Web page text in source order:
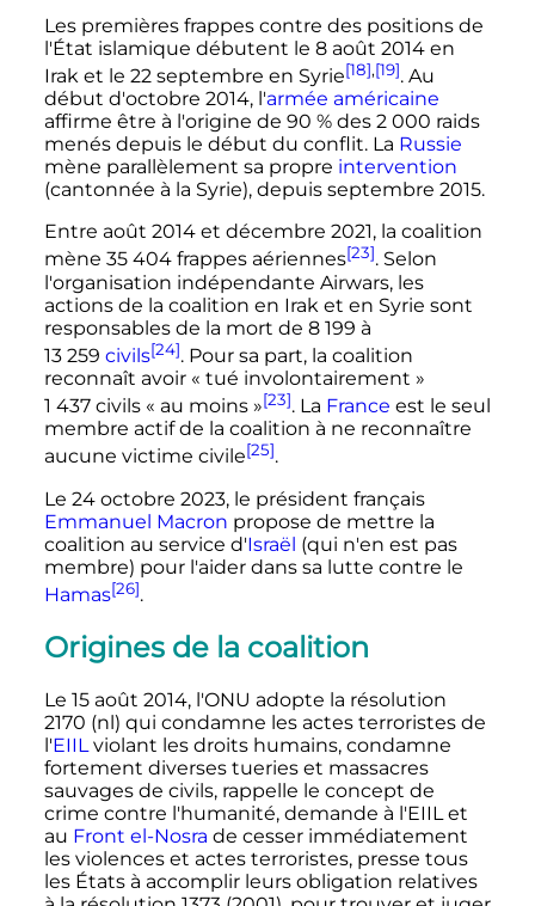
Les premières frappes contre des positions de
l'État islamique débutent le 8 août 2014en
Irak et le 22 septembre en Syrie[18],[19]. Au
début d'octobre 2014, l'armée américaine
affirme être à l'origine de 90 % des 2 000 raids
menés depuis le début du conflit. La Russie
mène parallèlement sa propre intervention
(cantonnée à la Syrie), depuis septembre 2015.
Entre août 2014et décembre 2021, la coalition
mène 35 404 frappes aériennes[23]. Selon
l'organisation indépendante Airwars, les
actions de la coalition en Irak et en Syrie sont
responsables de la mort de 8 199 à
13 259 civils[24]. Pour sa part, la coalition
reconnaît avoir « tué involontairement »
1 437 civils « au moins »[23]. La France est le seul
membre actif de la coalition à ne reconnaître
aucune victime civile[25].
Le 24 octobre 2023, le président français
Emmanuel Macron propose de mettre la
coalition au service d'Israël (qui n'en est pas
membre) pour l'aider dans sa lutte contre le
Hamas[26].
Origines de la coalition
Le 15 août 2014, l'ONU adopte la résolution
2170 (nl) qui condamne les actes terroristes de
l'EIIL violant les droits humains, condamne
fortement diverses tueries et massacres
sauvages de civils, rappelle le concept de
crime contre l'humanité, demande à l'EIIL et
au Front el-Nosra de cesser immédiatement
les violences et actes terroristes, presse tous
les États à accomplir leurs obligation relatives